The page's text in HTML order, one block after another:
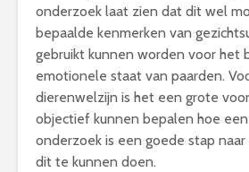
onderzoek laat zien dat dit wel
bepaalde kenmerken van
gebruikt kunnen worden voor het
emotionele staat van paarden.
dierenwelzijn is het een grote
objectief kunnen bepalen hoe
onderzoek is een goede stap
dit te kunnen doen.